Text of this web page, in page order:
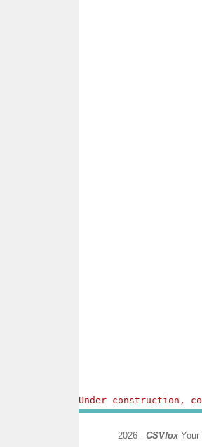
Under construction,
2026 - CSVfoxYour